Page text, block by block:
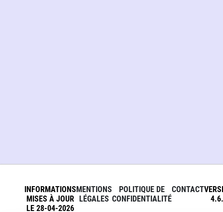
INFORMATIONS
MISES À JOUR
LE 28-04-2026
MENTIONS
LÉGALES
POLITIQUE DE
CONFIDENTIALITÉ
CONTACT